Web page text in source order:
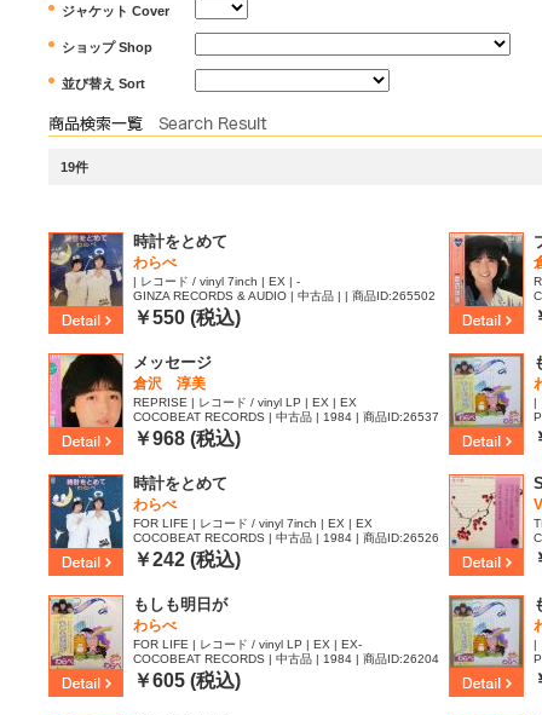
ジャケット Cover
ショップ Shop
並び替え Sort
19件
時計をとめて
わらべ
| レコード / vinyl 7inch | EX | -
GINZA RECORDS & AUDIO | 中古品 | | 商品ID:265502
0￥550 (税込)
メッセージ
倉沢 淳美
REPRISE | レコード / vinyl LP | EX | EX
COCOBEAT RECORDS | 中古品 | 1984 | 商品ID:26537
45
￥968 (税込)
|
時計をとめて
わらべ
FOR LIFE | レコード / vinyl 7inch | EX | EX
COCOBEAT RECORDS | 中古品 | 1984 | 商品ID:26526
25
￥242 (税込)
もしも明日が
わらべ
FOR LIFE | レコード / vinyl LP | EX | EX-
COCOBEAT RECORDS | 中古品 | 1984 | 商品ID:26204
78
￥605 (税込)
|